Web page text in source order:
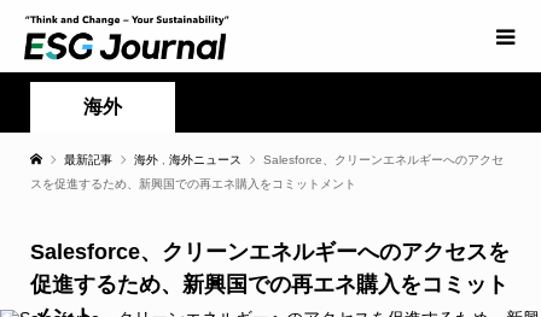
海外
最新記事 海外 海外ニュース
Salesforce、クリーンエネルギーへのアクセ
スを促進するため、新興国での再エネ購入をコミットメント
Salesforce、クリーンエネルギーへのアクセスを
促進するため、新興国での再エネ購入をコミット